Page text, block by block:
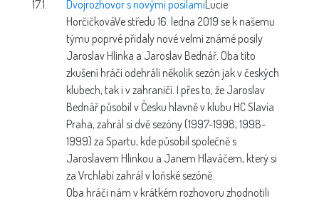
17.1. Dvojrozhovor s novými posilami Lucie
HorčičkováVe středu 16. ledna 2019 se k našemu
týmu poprvé přidaly nové velmi známé posily
Jaroslav Hlinka a Jaroslav Bednář. Oba tito
zkušení hráči odehráli několik sezón jak v českých
klubech, tak i v zahraničí. I přes to, že Jaroslav
Bednář působil v Česku hlavně v klubu HC Slavia
Praha, zahrál si dvě sezóny (1997-1998, 1998-
1999) za Spartu, kde působil společně s
Jaroslavem Hlinkou a Janem Hlaváčem, který si
za Vrchlabí zahrál v loňské sezóně.
Oba hráči nám v krátkém rozhovoru zhodnotili